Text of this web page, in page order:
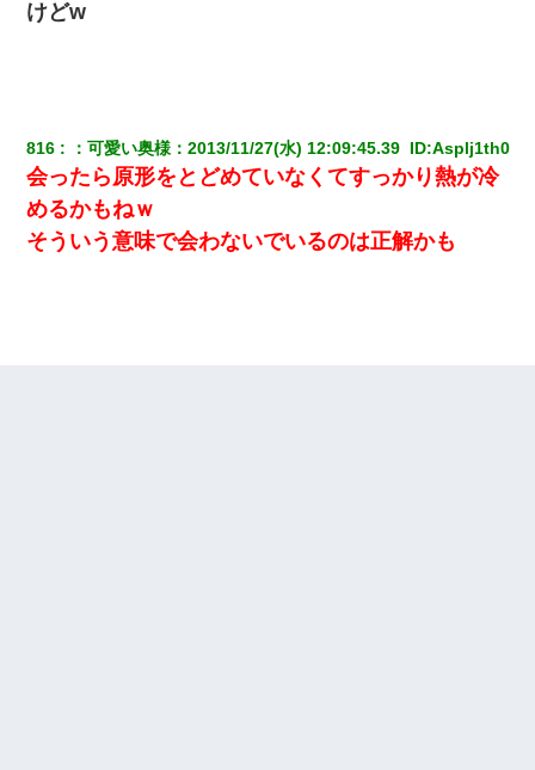
タあんてな
ミスした新人(
)に冗談で「行為させてくれたら許してあげる」
って言ったら・・・
元夫の連れ子「俺の結婚式の時くらい、母親としての責任を果た
そうとは思わないのか！」→どうも連れ子は…
けどw
816 ：可愛い奥様 ：2013/11/27(水) 12:09:45.39 ID:Asplj1th0
会ったら原形をとどめていなくてすっかり熱が冷
めるかもねｗ
そういう意味で会わないでいるのは正解かも